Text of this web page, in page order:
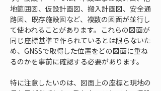
地範囲図、仮設計画図、搬入計画図、安全通
路図、既存施設図など、複数の図面が並行し
て使われることがあります。これらの図面が
同じ座標基準で作られているとは限らないた
め、GNSSで取得した位置をどの図面に重ね
るのかを事前に確認する必要があります。
特に注意したいのは、図面上の座標と現地の